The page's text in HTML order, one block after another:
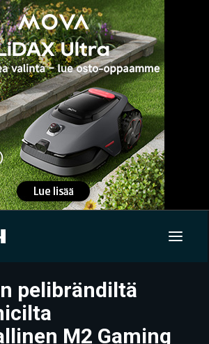
pelibrändiltä
M2 Gaming